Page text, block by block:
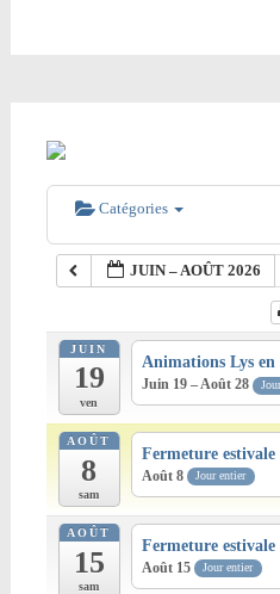
Catégories
JUIN – AOÛT 2026
JUIN
19
ven
Animations Lys en
Juin 19 – Août 28
AOÛT
8
sam
Fermeture
Août 8 Jour entier
AOÛT
15
sam
Fermeture
Août 15 Jour entier